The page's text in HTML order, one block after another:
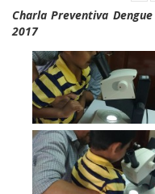
Charla Preventiva
2017